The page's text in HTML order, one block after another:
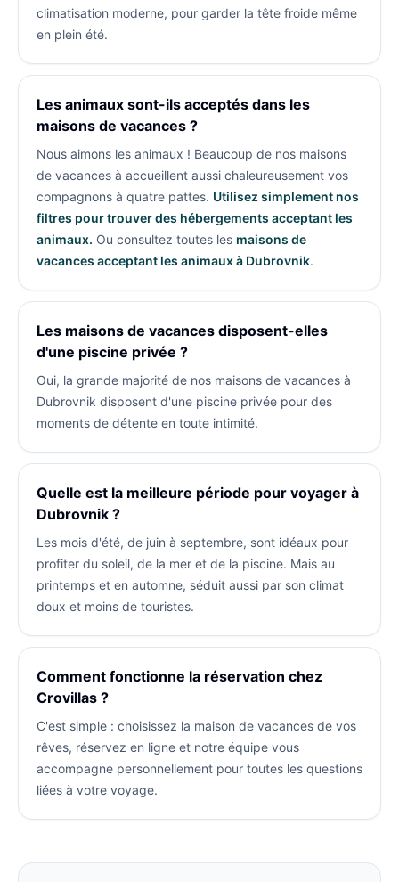
climatisation moderne, pour garder la tête froide même
en plein été.
Les animaux sont-ils acceptés dans les
maisons de vacances ?
Nous aimons les animaux ! Beaucoup de nos maisons
de vacances à accueillent aussi chaleureusement vos
compagnons à quatre pattes. Utilisez simplement nos
filtres pour trouver des hébergements acceptant les
animaux. Ou consultez toutes les maisons de
vacances acceptant les animaux à Dubrovnik.
Les maisons de vacances disposent-elles
d'une piscine privée ?
Oui, la grande majorité de nos maisons de vacances à
Dubrovnik disposent d'une piscine privée pour des
moments de détente en toute intimité.
Quelle est la meilleure période pour voyager à
Dubrovnik ?
Les mois d'été, de juin à septembre, sont idéaux pour
profiter du soleil, de la mer et de la piscine. Mais au
printemps et en automne, séduit aussi par son climat
doux et moins de touristes.
Comment fonctionne la réservation chez
Crovillas ?
C'est simple : choisissez la maison de vacances de vos
rêves, réservez en ligne et notre équipe vous
accompagne personnellement pour toutes les questions
liées à votre voyage.